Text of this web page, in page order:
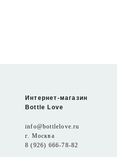
Интернет-магазин
Bottle Love
info@bottlelove.ru
г. Москва
8 (926) 666-78-82